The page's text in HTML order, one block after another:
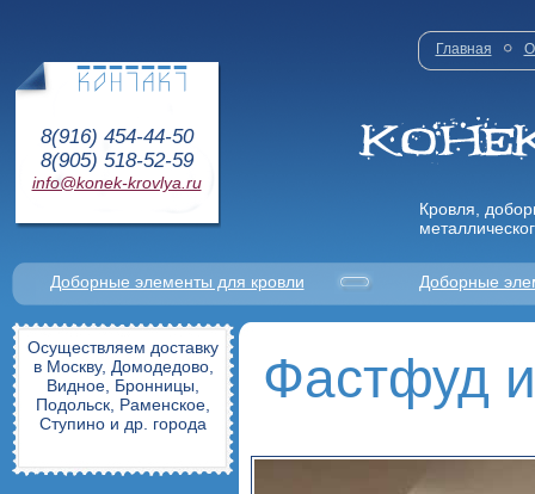
8(916) 454-44-50
8(905) 518-52-59
info@konek-krovlya.ru
Главная О
Кровля,
Доборные элементы для кровли Доборные
Осуществляем доставку
в Москву, Домодедово,
Видное, Бронницы,
Подольск, Раменское,
Ступино и др. города
Фастфуд